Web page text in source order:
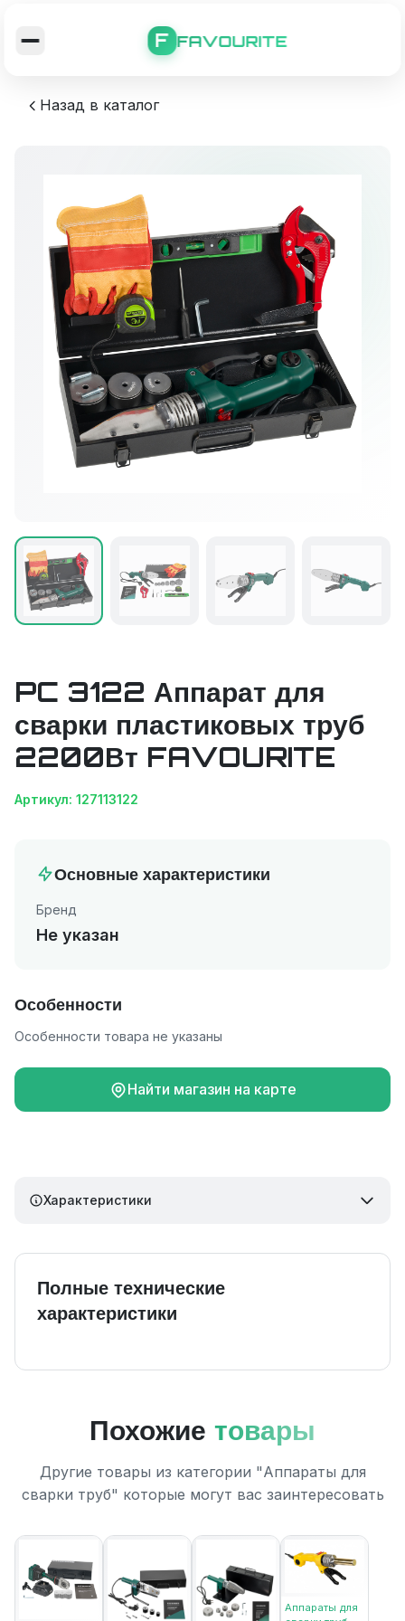
F FAVOURITE
Назад в каталог
PC 3122 Аппарат для
сварки пластиковых труб
2200Вт FAVOURITE
Артикул: 127113122
Основные характеристики
Бренд
Не указан
Особенности
Особенности товара не указаны
Найти магазин на карте
Характеристики
Полные технические
характеристики
Похожие товары
Другие товары из категории "Аппараты для
сварки труб" которые могут вас заинтересовать
Аппараты для